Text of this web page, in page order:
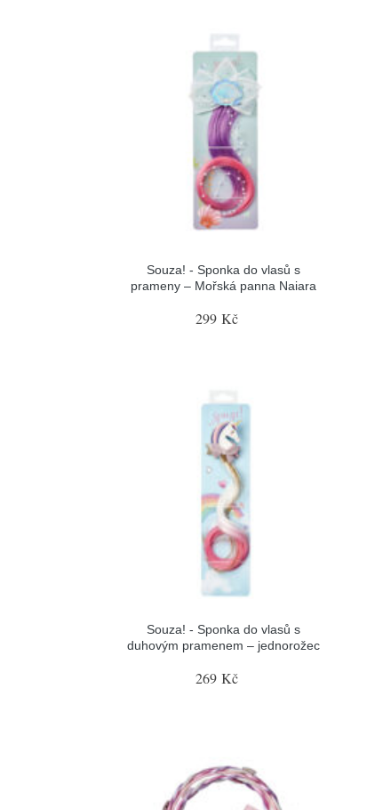
Souza! - Sponka do vlasů s
prameny – Mořská panna Naiara
299 Kč
Souza! - Sponka do vlasů s
duhovým pramenem – jednorožec
269 Kč